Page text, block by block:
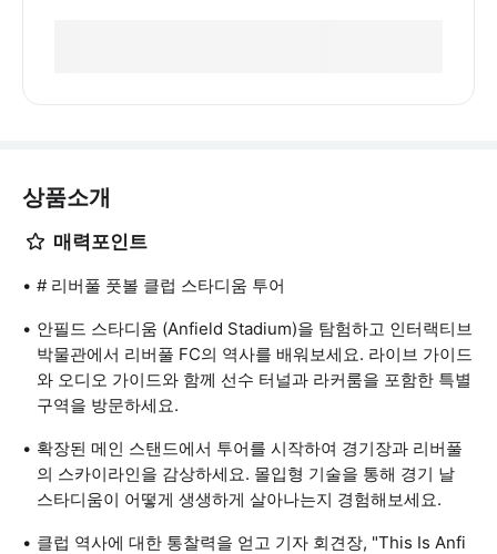
상품소개
매력포인트
# 리버풀 풋볼 클럽 스타디움 투어
안필드 스타디움 (Anfield Stadium)을 탐험하고 인터랙티브
박물관에서 리버풀 FC의 역사를 배워보세요. 라이브 가이드
와 오디오 가이드와 함께 선수 터널과 라커룸을 포함한 특별
구역을 방문하세요.
확장된 메인 스탠드에서 투어를 시작하여 경기장과 리버풀
의 스카이라인을 감상하세요. 몰입형 기술을 통해 경기 날
스타디움이 어떻게 생생하게 살아나는지 경험해보세요.
클럽 역사에 대한 통찰력을 얻고 기자 회견장, "This Is Anfi